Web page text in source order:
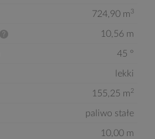
724,90 m3
10,56 m
45 °
lekki
155,25 m2
paliwo stałe
10,00 m